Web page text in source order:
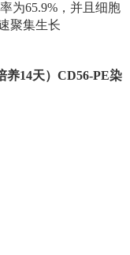
为65.9%，并且细胞
聚集生长
养14天）CD56-PE染